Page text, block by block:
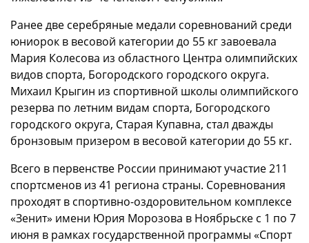
Ранее две серебряные медали соревнований среди
юниорок в весовой категории до 55 кг завоевала
Мария Колесова из областного Центра олимпийских
видов спорта, Богородского городского округа.
Михаил Крыгин из спортивной школы олимпийского
резерва по летним видам спорта, Богородского
городского округа, Старая Купавна, стал дважды
бронзовым призером в весовой категории до 55 кг.
Всего в первенстве России принимают участие 211
спортсменов из 41 региона страны. Соревнования
проходят в спортивно-оздоровительном комплексе
«Зенит» имени Юрия Морозова в Ноябрьске с 1 по 7
июня в рамках государственной программы «Спорт